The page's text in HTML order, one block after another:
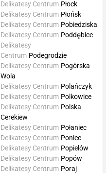
Delikatesy Centrum Płock
Delikatesy Centrum Płońsk
Delikatesy Centrum Pobiedziska
Delikatesy Centrum Poddębice
Delikatesy
Centrum Podegrodzie
Delikatesy Centrum Pogórska
Wola
Delikatesy Centrum Polańczyk
Delikatesy Centrum Polkowice
Delikatesy Centrum Polska
Cerekiew
Delikatesy Centrum Połaniec
Delikatesy Centrum Poniec
Delikatesy Centrum Popielów
Delikatesy Centrum Popów
Delikatesy Centrum Poraj